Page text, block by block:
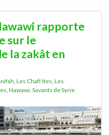
rapporte
sur le
la zakât en
, Les Chafi'ites, Les
, Nawawi, Savants de Syrie